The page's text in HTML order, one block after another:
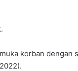
korban